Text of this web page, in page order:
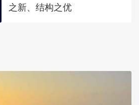
之新、结构之优